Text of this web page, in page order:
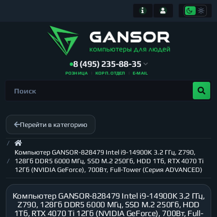
8 (495) 235-88-35
РОЗНИЦА КОРП. ОТДЕЛ E-MAIL
Перейти в категорию
Компьютер GANSOR-828479 Intel i9-14900K 3.2 ГГц, Z790,
128Гб DDR5 6000 МГц, SSD M.2 250Гб, HDD 1Тб, RTX 4070 Ti
12Гб (NVIDIA GeForce), 700Вт, Full-Tower (Серия ADVANCED)
Компьютер GANSOR-828479 Intel i9-14900K 3.2 ГГц,
Z790, 128Гб DDR5 6000 МГц, SSD M.2 250Гб, HDD
1Тб, RTX 4070 Ti 12Гб (NVIDIA GeForce), 700Вт, Full-